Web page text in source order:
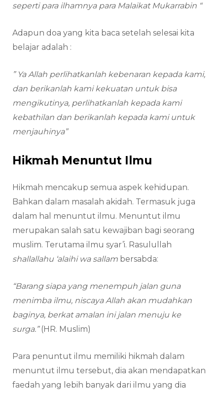
seperti para ilhamnya para Malaikat Mukarrabin “
Adapun doa yang kita baca setelah selesai kita
belajar adalah :
” Ya Allah perlihatkanlah kebenaran kepada kami,
dan berikanlah kami kekuatan untuk bisa
mengikutinya, perlihatkanlah kepada kami
kebathilan dan berikanlah kepada kami untuk
menjauhinya”
Hikmah Menuntut Ilmu
Hikmah mencakup semua aspek kehidupan.
Bahkan dalam masalah akidah. Termasuk juga
dalam hal menuntut ilmu. Menuntut ilmu
merupakan salah satu kewajiban bagi seorang
muslim. Terutama ilmu syar’i. Rasulullah
shallallahu ‘alaihi wa sallam bersabda:
“Barang siapa yang menempuh jalan guna
menimba ilmu, niscaya Allah akan mudahkan
baginya, berkat amalan ini jalan menuju ke
surga.”(HR. Muslim)
Para penuntut ilmu memiliki hikmah dalam
menuntut ilmu tersebut, dia akan mendapatkan
faedah yang lebih banyak dari ilmu yang dia